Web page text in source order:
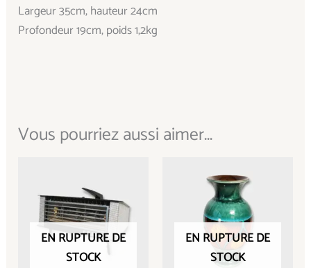
Largeur 35cm, hauteur 24cm
Profondeur 19cm, poids 1,2kg
Vous pourriez aussi aimer...
EN RUPTURE DE
STOCK
EN RUPTURE DE
STOCK